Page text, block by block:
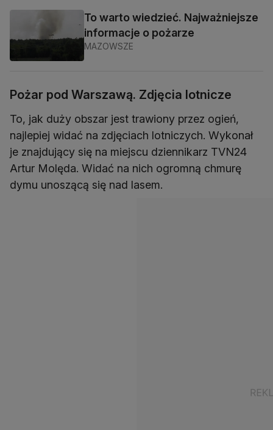
To warto wiedzieć. Najważniejsze
informacje o pożarze
MAZOWSZE
Pożar pod Warszawą. Zdjęcia lotnicze
To, jak duży obszar jest trawiony przez ogień,
najlepiej widać na zdjęciach lotniczych. Wykonał
je znajdujący się na miejscu dziennikarz TVN24
Artur Molęda. Widać na nich ogromną chmurę
dymu unoszącą się nad lasem.